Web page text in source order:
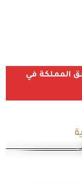
المملكة في